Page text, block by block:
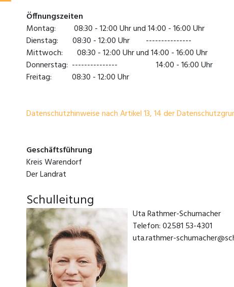
Öffnungszeiten
Montag: 08:30 - 12:00 Uhr und 14:00 - 16:00 Uhr
Dienstag: 08:30 - 12:00 Uhr ---------------
Mittwoch: 08:30 - 12:00 Uhr und 14:00 - 16:00 Uhr
Donnerstag: --------------- 14:00 - 16:00 Uhr
Freitag: 08:30 - 12:00 Uhr
Datenschutzhinweise nach Artikel 13, 14 der
Geschäftsführung
Kreis Warendorf
Der Landrat
Schulleitung
Uta Rathmer-Schumacher
Telefon: 02581 53-4301
uta.rathmer-